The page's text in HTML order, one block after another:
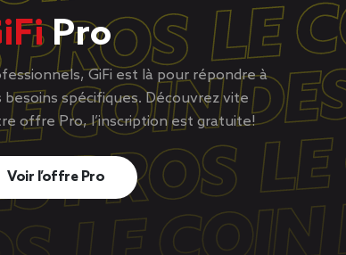
Pro
GiFi est là pour répondre à
besoins spécifiques. Découvrez vite
offre Pro, l’inscription est gratuite!
Voir l’offre Pro